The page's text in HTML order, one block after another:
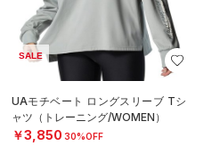
SALE
UAモチベート ロングスリーブ Tシ
ャツ（トレーニング/WOMEN）
￥3,850 30%OFF